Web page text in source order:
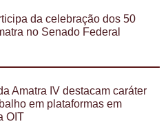
da celebração dos 50
no Senado Federal
Amatra IV destacam caráter
em plataformas em
OIT